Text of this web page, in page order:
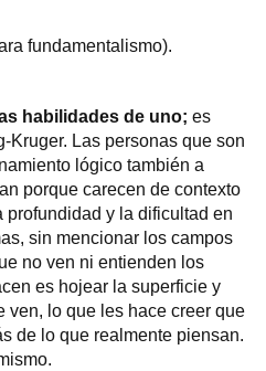
fundamentalismo).
habilidades de uno; es
Kruger. Las personas que son
lógico también a
porque carecen de contexto
profundidad y la dificultad en
sin mencionar los campos
no ven ni entienden los
es hojear la superficie y
ven, lo que les hace creer que
de lo que realmente piensan.